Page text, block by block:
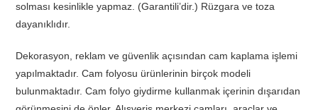
solması kesinlikle yapmaz. (Garantili’dir.) Rüzgara ve toza
dayanıklıdır.
Dekorasyon, reklam ve güvenlik açısından cam kaplama işlemi
yapılmaktadır. Cam folyosu ürünlerinin birçok modeli
bulunmaktadır. Cam folyo giydirme kullanmak içerinin dışarıdan